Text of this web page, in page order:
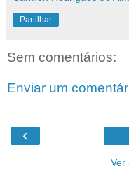
Partilhar
Sem comentários:
Enviar um
‹
Ver